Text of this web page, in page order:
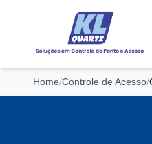
Home/Controle de Acesso/